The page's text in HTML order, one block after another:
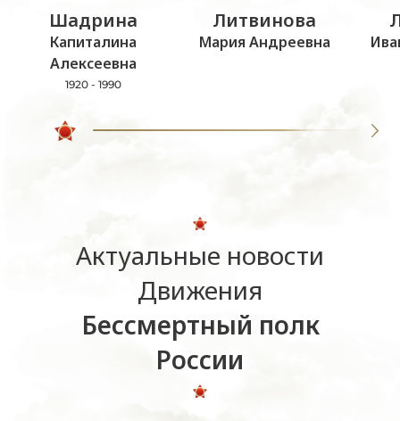
Шадрина
Капиталина
Алексеевна
1920 - 1990
Литвинова
Мария Андреевна
Актуальные новости
Движения
Бессмертный полк
России